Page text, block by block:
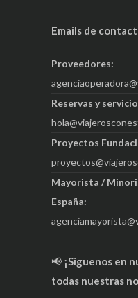
Emails de
Proveedores:
Reservas y
Proyectos
Mayorista /
España:
📢 ¡Síguenos en
todas nuestras